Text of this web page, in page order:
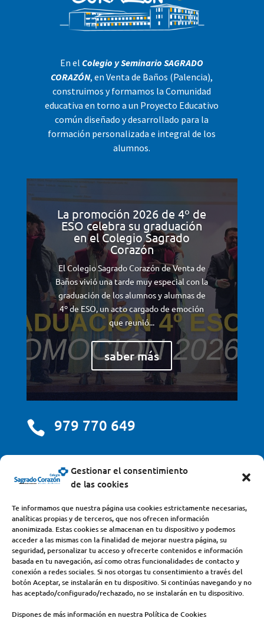
Gestionar el consentimiento
de las cookies
Te informamos que nuestra página usa cookies estrictamente necesarias,
analíticas propias y de terceros, que nos ofrecen información
anonimizada. Estas cookies se almacenan en tu dispositivo y podemos
acceder a las mismas con la finalidad de mejorar nuestra página, su
seguridad, personalizar tu acceso y ofrecerte contenidos e información
basada en tu navegación, así como otras funcionalidades de contacto y
conexión a redes sociales. Si nos otorgas tu consentimiento a través del
botón Aceptar, se instalarán en tu dispositivo. Si continúas navegando y no
has aceptado/configurado/rechazado, no se instalarán en tu dispositivo.
Dispones de más información en nuestra Política de Cookies
En el Colegio y Seminario SAGRADO
CORAZÓN, en Venta de Baños (Palencia),
construimos y formamos la Comunidad
educativa en torno a un Proyecto Educativo
común diseñado y desarrollado para la
formación personalizada e integral de los
alumnos.
La promoción 2026 de 4º de
ESO celebra su graduación
en el Colegio Sagrado
Corazón
El Colegio Sagrado Corazón de Venta de
Baños vivió una tarde muy especial con la
graduación de los alumnos y alumnas de
4º de ESO, un acto cargado de emoción
que reunió...
saber más
 979 770 649
centro@scjdehon.com
Colegio y Seminario Sagrado Corazón
Avda. Castilla y León, s/n – 34200 – Venta de Baños
(Palencia) – Teléfono 979770649